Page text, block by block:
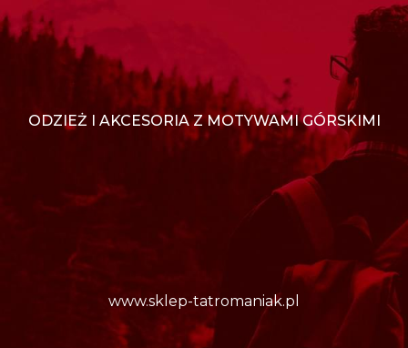
ODZIEŻ I AKCESORIA Z MOTYWAMI GÓRSKIMI
www.sklep-tatromaniak.pl